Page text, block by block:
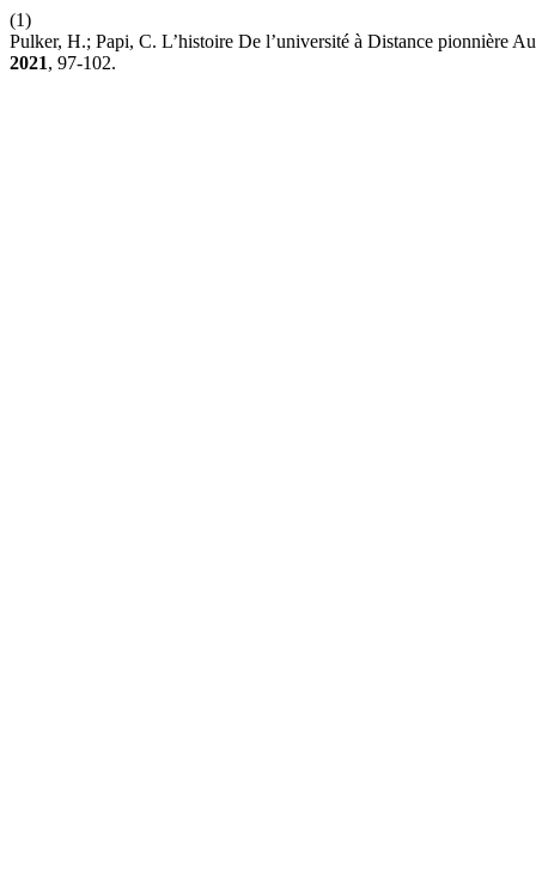
(1)
Pulker, H.; Papi, C. L’histoire De l’université à Distance pionnière
2021, 97-102.